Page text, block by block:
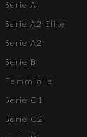
Serie A
Serie A2 Élite
Serie A2
Serie B
Femminile
Serie C1
Serie C2